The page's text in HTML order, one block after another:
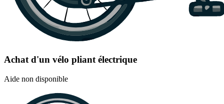
Achat d'un vélo pliant électrique
Aide non disponible